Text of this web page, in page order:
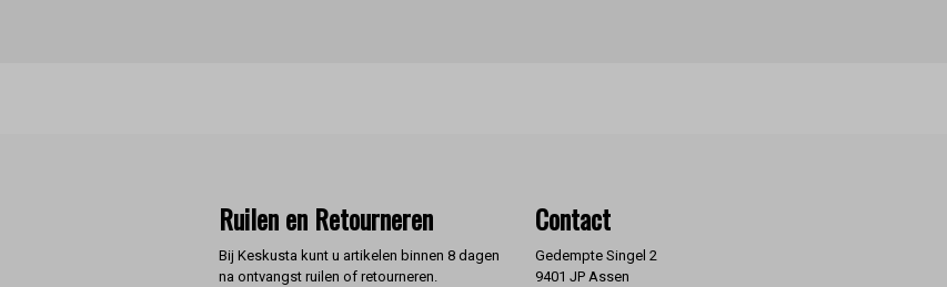
Ruilen en Retourneren
Bij Keskusta kunt u artikelen binnen 8 dagen
na ontvangst ruilen of retourneren.
Contact
Gedempte Singel 2
9401 JP Assen